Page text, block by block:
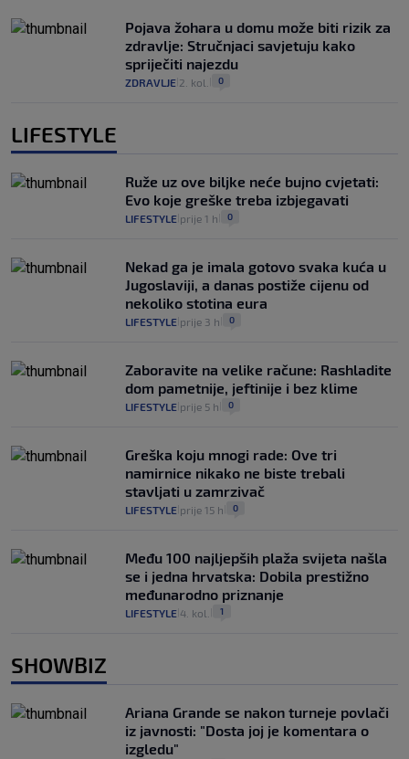
Pojava žohara u domu može biti rizik za
zdravlje: Stručnjaci savjetuju kako
spriječiti najezdu
ZDRAVLJE 2. kol. 0
LIFESTYLE
Ruže uz ove biljke neće bujno cvjetati:
Evo koje greške treba izbjegavati
LIFESTYLE prije 1 h 0
Nekad ga je imala gotovo svaka kuća u
Jugoslaviji, a danas postiže cijenu od
nekoliko stotina eura
LIFESTYLE prije 3 h 0
Zaboravite na velike račune: Rashladite
dom pametnije, jeftinije i bez klime
LIFESTYLE prije 5 h 0
Greška koju mnogi rade: Ove tri
namirnice nikako ne biste trebali
stavljati u zamrzivač
LIFESTYLE prije 15 h 0
Među 100 najljepših plaža svijeta našla
se i jedna hrvatska: Dobila prestižno
međunarodno priznanje
LIFESTYLE 4. kol. 1
SHOWBIZ
Ariana Grande se nakon turneje povlači
iz javnosti: "Dosta joj je komentara o
izgledu"